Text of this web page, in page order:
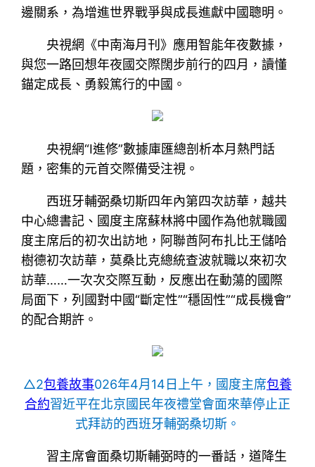
邊關系，為增進世界戰爭與成長進獻中國聰明。
央視網《中南海月刊》應用智能年夜數據，
與您一路回想年夜國交際闊步前行的四月，讀懂
錨定成長、勇毅篤行的中國。
央視網“I進修”數據庫匯總剖析本月熱門話
題，密集的元首交際備受注視。
西班牙輔弼桑切斯四年內第四次訪華，越共
中心總書記、國度主席蘇林將中國作為他就職國
度主席后的初次出訪地，阿聯酋阿布扎比王儲哈
樹德初次訪華，莫桑比克總統查波就職以來初次
訪華……一次次交際互動，反應出在動蕩的國際
局面下，列國對中國“斷定性”“穩固性”“成長機會”
的配合期許。
△2包養故事026年4月14日上午，國度主席包養
合約習近平在北京國民年夜禮堂會面來華停止正
式拜訪的西班牙輔弼桑切斯。
習主席會面桑切斯輔弼時的一番話，道降生